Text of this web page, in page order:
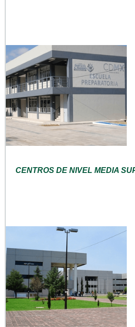
CENTROS DE NIVEL MEDIA